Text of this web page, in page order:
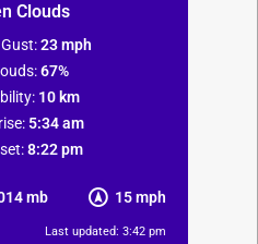
Clouds
mb 15 mph
23 mph
67%
10 km
5:34 am
8:22 pm
Last updated: 3:42 pm